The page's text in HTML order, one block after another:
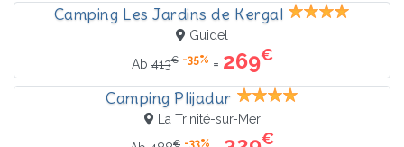
Camping Les Jardins de Kergal
Guidel
Ab413€ -35% = 269€
Camping Plijadur
La Trinité-sur-Mer
€ -33% €